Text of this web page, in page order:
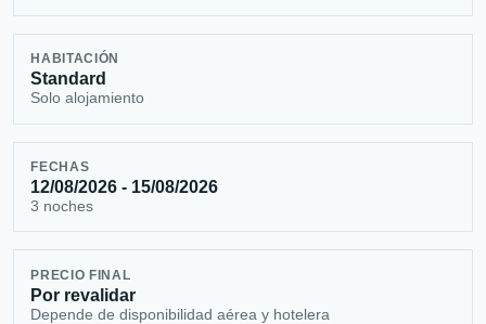
HABITACIÓN
Standard
Solo alojamiento
FECHAS
12/08/2026 - 15/08/2026
3 noches
PRECIO FINAL
Por revalidar
Depende de disponibilidad aérea y hotelera